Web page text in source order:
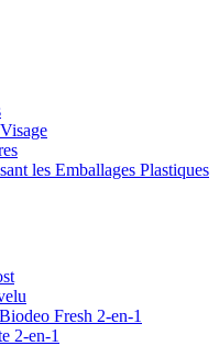
les Emballages Plastiques
Fresh 2-en-1
2-en-1